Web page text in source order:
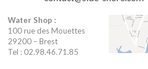
Water Shop :
100 rue des Mouettes
29200 – Brest
Tel : 02.98.46.71.85